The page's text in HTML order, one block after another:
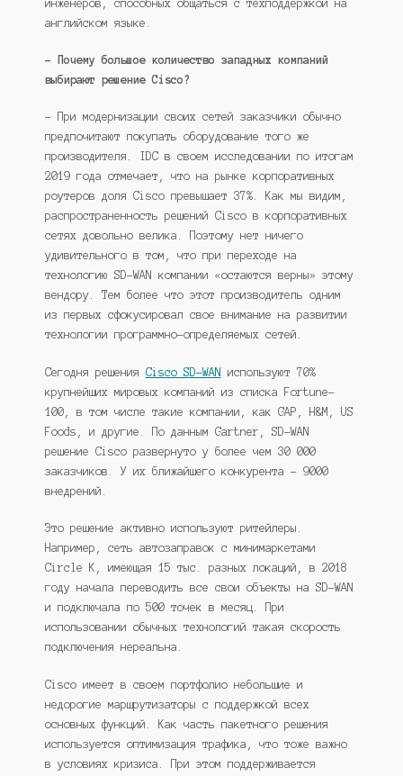
инженеров, способных общаться с техподдержкой на
английском языке.
– Почему большое количество западных компаний
выбирают решение Cisco?
– При модернизации своих сетей заказчики обычно
предпочитают покупать оборудование того же
производителя. IDC в своем исследовании по итогам
2019 года отмечает, что на рынке корпоративных
роутеров доля Cisco превышает 37%. Как мы видим,
распространенность решений Cisco в корпоративных
сетях довольно велика. Поэтому нет ничего
удивительного в том, что при переходе на
технологию SD-WAN компании «остаются верны» этому
вендору. Тем более что этот производитель одним
из первых сфокусировал свое внимание на развитии
технологии программно-определяемых сетей.
Сегодня решения Cisco SD-WAN
используют 70%
крупнейших мировых компаний из списка Fortune-
100, в том числе такие компании, как GAP, H&M, US
Foods, и другие. По данным Gartner, SD-WAN
решение Cisco развернуто у более чем 30 000
заказчиков. У их ближайшего конкурента – 9000
внедрений.
Это решение активно используют ритейлеры.
Например, сеть автозаправок с минимаркетами
Circle K, имеющая 15 тыс. разных локаций, в 2018
году начала переводить все свои объекты на SD-WAN
и подключала по 500 точек в месяц. При
использовании обычных технологий такая скорость
подключения нереальна.
Cisco имеет в своем портфолио небольшие и
недорогие маршрутизаторы с поддержкой всех
основных функций. Как часть пакетного решения
используется оптимизация трафика, что тоже важно
в условиях кризиса. При этом поддерживается